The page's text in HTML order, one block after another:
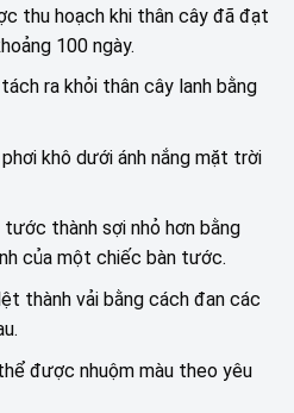
thu hoạch khi thân cây đã đạt
100 ngày.
ra khỏi thân cây lanh bằng
khô dưới ánh nắng mặt trời
thành sợi nhỏ hơn bằng
của một chiếc bàn tước.
thành vải bằng cách đan các
được nhuộm màu theo yêu